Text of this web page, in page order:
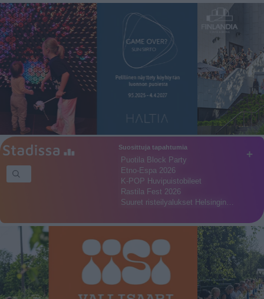
+
Suosittuja tapahtumia
Puotila Block Party
Etno-Espa 2026
K-POP Huvipuistobileet
Rastila Fest 2026
Suuret risteilyalukset Helsingin…